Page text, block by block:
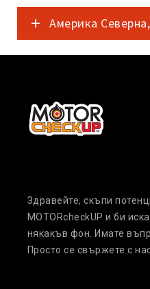
Америка
Здравейте, скъпи
MOTORcheckUP и би
някакъв фон. Имате
Просто се свържете с